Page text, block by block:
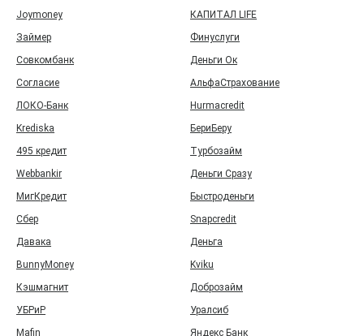
Joymoney
КАПИТАЛ LIFE
Займер
Финуслуги
Совкомбанк
Деньги Ок
Согласие
АльфаСтрахование
ЛОКО-Банк
Hurmacredit
Krediska
БериБеру
495 кредит
Турбозайм
Webbankir
Деньги Сразу
МигКредит
Быстроденьги
Сбер
Snapcredit
Давака
Деньга
BunnyMoney
Kviku
Кэшмагнит
Доброзайм
УБРиР
Уралсиб
Mafin
Яндекс Банк